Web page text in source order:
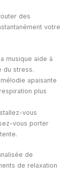
des
votre
musique aide à
du stress.
apaisante
plus
vous
vous porter
de
de relaxation